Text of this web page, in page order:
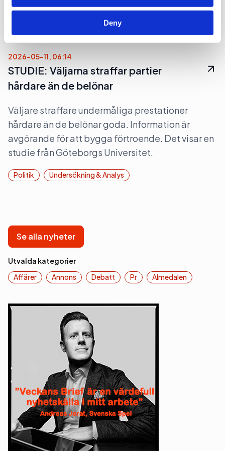
Deny
Politik
2026-05-11, 06:14
STUDIE: Väljarna straffar partier
hårdare än de belönar
Väljare straffare undermåliga prestationer
hårdare än de belönar goda. Information är
avgörande för att bygga förtroende. Det visar en
studie från Göteborgs Universitet.
Politik Undersökning & Analys
Se alla nyheter
Utvalda kategorier
Affärer
Annons Debatt Pr Almedalen